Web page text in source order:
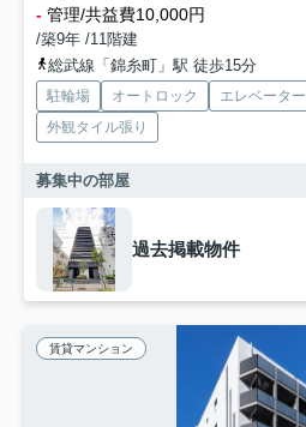
- 管理/共益費10,000円
/築9年 /11階建
総武線「錦糸町」駅 徒歩15分
駐輪場 オートロック エレベーター
外観タイル張り
募集中の部屋
過去掲載物件
賃貸マンション